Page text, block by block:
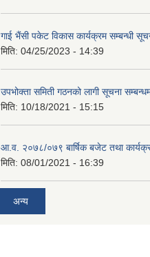
गाई भैंसी पकेट विकास कार्यक्रम सम्बन्धी
मिति: 04/25/2023 - 14:39
उपभोक्ता समिती गठनको लागी सूचना
मिति: 10/18/2021 - 15:15
आ.व. २०७८/०७९ बार्षिक बजेट तथा
मिति: 08/01/2021 - 16:39
अन्य